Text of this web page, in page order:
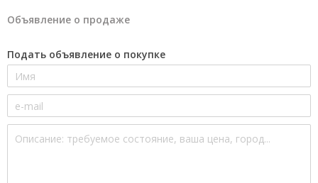
Объявление о продаже
Подать объявление о покупке